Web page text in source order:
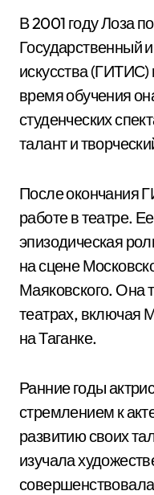
В 2001 году Лоза
Государственный
искусства (ГИТИС)
время обучения
студенческих
талант и
После окончания
работе в театре.
эпизодическая
на сцене
Маяковского. Она
театрах, включая
на Таганке.
Ранние годы
стремлением к
развитию своих
изучала